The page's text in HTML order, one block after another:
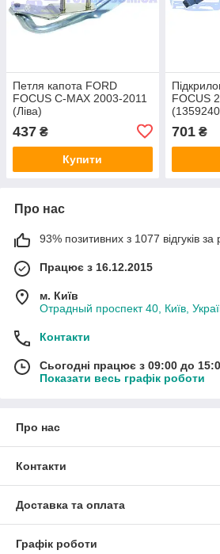
Петля капота FORD
FOCUS C-MAX 2003-2011
(Ліва)
(1595456/4M5116801AB/
HMPX
437 ₴
Купити
FOCUS
701₴
Про нас
93% позитивних з 1077 відгуків за
Працює з 16.12.2015
м. Київ
Отрадный проспект 40, Київ,
Контакти
Сьогодні працює з 09:00 до
Показати весь графік роботи
Про нас
Контакти
Доставка та оплата
Графік роботи